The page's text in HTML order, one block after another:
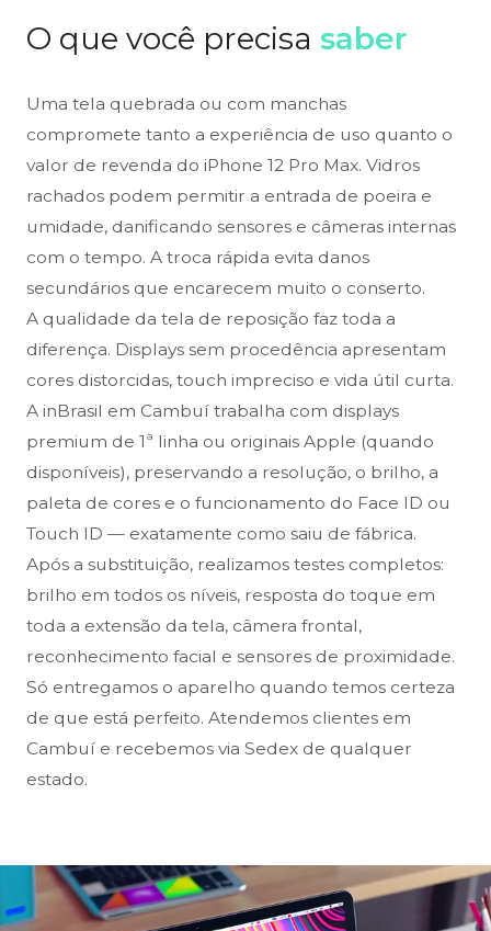
O que você precisa saber
Uma tela quebrada ou com manchas
compromete tanto a experiência de uso quanto o
valor de revenda do iPhone 12 Pro Max. Vidros
rachados podem permitir a entrada de poeira e
umidade, danificando sensores e câmeras internas
com o tempo. A troca rápida evita danos
secundários que encarecem muito o conserto.
A qualidade da tela de reposição faz toda a
diferença. Displays sem procedência apresentam
cores distorcidas, touch impreciso e vida útil curta.
A inBrasil em Cambuí trabalha com displays
premium de 1ª linha ou originais Apple (quando
disponíveis), preservando a resolução, o brilho, a
paleta de cores e o funcionamento do Face ID ou
Touch ID — exatamente como saiu de fábrica.
Após a substituição, realizamos testes completos:
brilho em todos os níveis, resposta do toque em
toda a extensão da tela, câmera frontal,
reconhecimento facial e sensores de proximidade.
Só entregamos o aparelho quando temos certeza
de que está perfeito. Atendemos clientes em
Cambuí e recebemos via Sedex de qualquer
estado.